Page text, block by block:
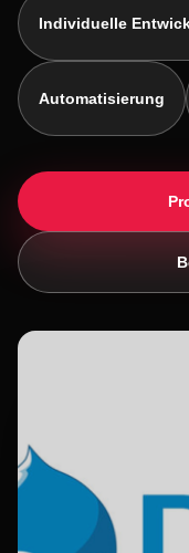
Individuelle
Automatisierung